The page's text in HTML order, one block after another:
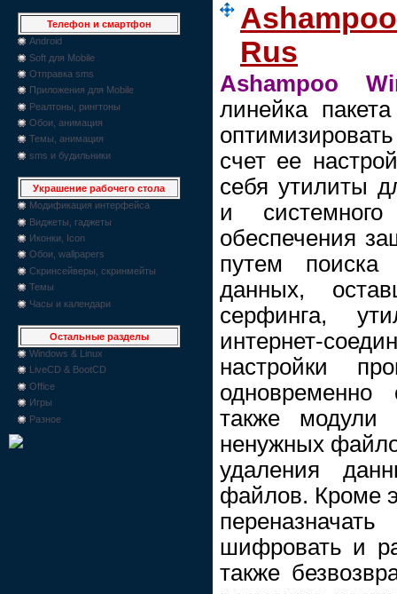
Телефон и смартфон
Android
Soft для Mobile
Отправка sms
Приложения для Mobile
Реалтоны, рингтоны
Обои, анимация
Темы, анимация
sms и будильники
Украшение рабочего стола
Модификация интерфейса
Виджеты, гаджеты
Иконки, Icon
Обои, wallpapers
Скринсейверы, скринмейты
Темы
Часы и календари
Остальные разделы
Windows & Linux
LiveCD & BootCD
Office
Игры
Разное
Rus
Ashampoo
линейка
счет ее
себя утилиты
и
обеспечения
путем
данных,
cepфингa,
интернет-
настройки
также модули
ненужных
удаления
файлов. Кроме
шифровать и
также